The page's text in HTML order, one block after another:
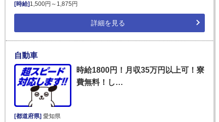
[時給] 1,500円～1,875円
詳細を見る
自動車
時給1800円！月収35万円以上可！寮
費無料！し…
[都道府県] 愛知県